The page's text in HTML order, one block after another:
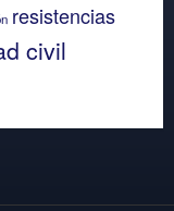
resistencias
civil